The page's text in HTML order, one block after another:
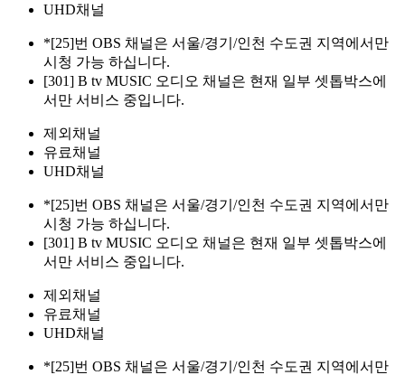
UHD채널
*[25]번 OBS 채널은 서울/경기/인천 수도권 지역에서만
시청 가능 하십니다.
[301] B tv MUSIC 오디오 채널은 현재 일부 셋톱박스에
서만 서비스 중입니다.
제외채널
유료채널
UHD채널
*[25]번 OBS 채널은 서울/경기/인천 수도권 지역에서만
시청 가능 하십니다.
[301] B tv MUSIC 오디오 채널은 현재 일부 셋톱박스에
서만 서비스 중입니다.
제외채널
유료채널
UHD채널
*[25]번 OBS 채널은 서울/경기/인천 수도권 지역에서만